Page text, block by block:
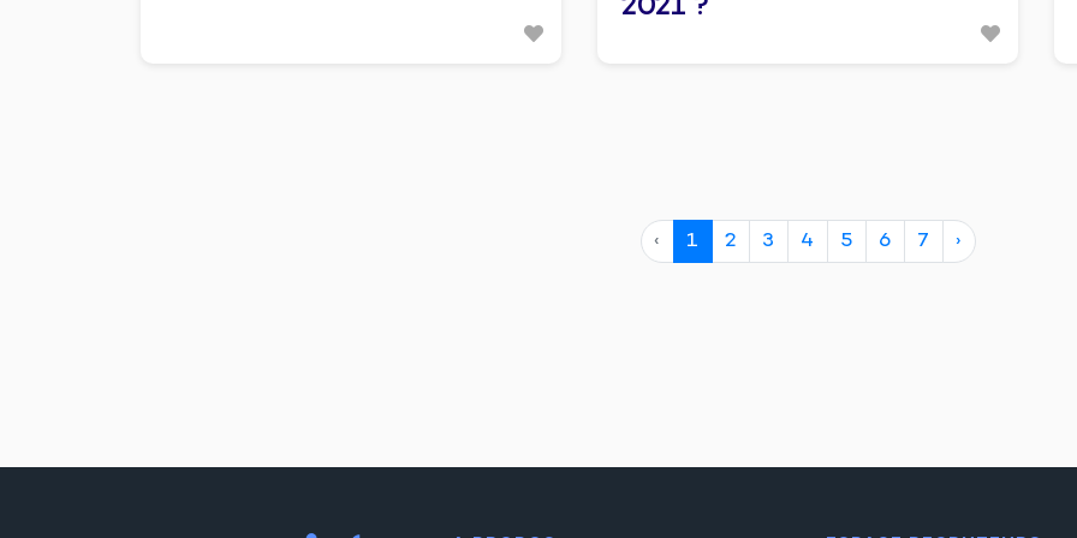
2021 ?
‹ 1 2 3 4 5 6 7 ›